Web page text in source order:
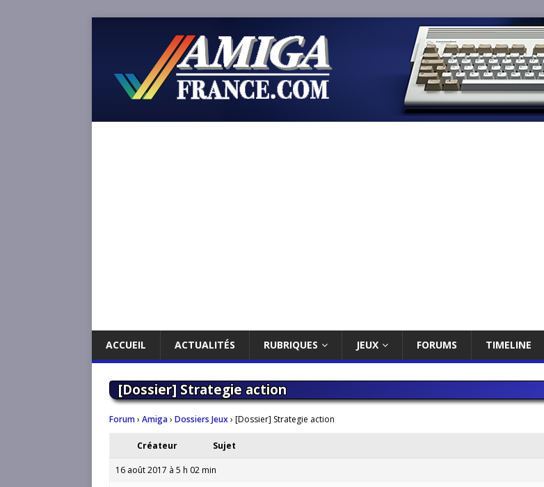
ACCUEIL ACTUALITÉS RUBRIQUES JEUX FORUMS TIMELINE
[Dossier] Strategie action
Forum› Amiga› Dossiers Jeux› [Dossier] Strategie action
Créateur Sujet
16 août 2017 à 5 h 02 min